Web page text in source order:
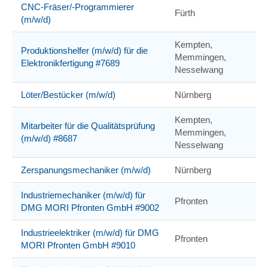
CNC-Fräser/-Programmierer
(m/w/d)
Fürth
Produktionshelfer (m/w/d) für die
Elektronikfertigung #7689
Kempten,
Memmingen,
Nesselwang
Löter/Bestücker (m/w/d) Nürnberg
Mitarbeiter für die Qualitätsprüfung
(m/w/d) #8687
Kempten,
Memmingen,
Nesselwang
Zerspanungsmechaniker (m/w/d) Nürnberg
Industriemechaniker (m/w/d) für
DMG MORI Pfronten GmbH #9002
Pfronten
Industrieelektriker (m/w/d) für DMG
MORI Pfronten GmbH #9010
Pfronten